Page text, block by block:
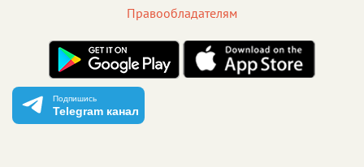
Правообладателям
Подпишись
Telegram канал